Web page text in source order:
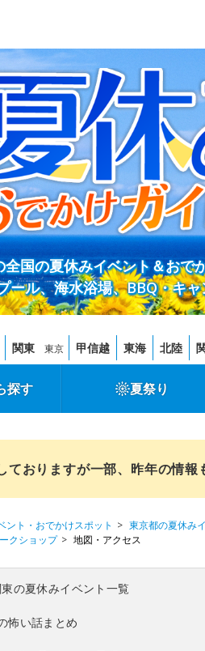
国の夏休みイベント＆おで
ール、海水浴場、BBQ・キ
関東 東京 甲信越 東海 北陸
探す 夏祭り
おりますが一部、昨年の情報
ント・おでかけスポット 東京都の夏休み
クショップ
地図・アクセス
の夏休みイベント一覧
怖い話まとめ